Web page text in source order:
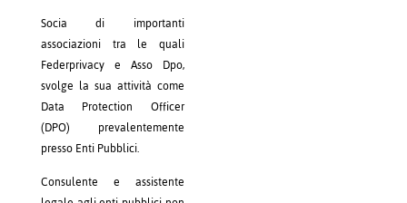
Socia di importanti
associazioni tra le quali
Federprivacy e Asso Dpo,
svolge la sua attività come
Data Protection Officer
(DPO) prevalentemente
presso Enti Pubblici.
Consulente e assistente